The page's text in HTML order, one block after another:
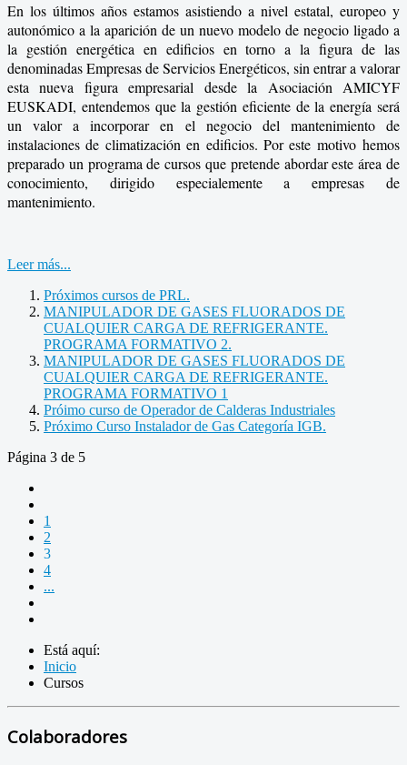
En los últimos años estamos asistiendo a nivel estatal, europeo y
autonómico a la aparición de un nuevo modelo de negocio ligado a
la gestión energética en edificios en torno a la figura de las
denominadas Empresas de Servicios Energéticos, sin entrar a valorar
esta nueva figura empresarial desde la Asociación AMICYF
EUSKADI, entendemos que la gestión eficiente de la energía será
un valor a incorporar en el negocio del mantenimiento de
instalaciones de climatización en edificios. Por este motivo hemos
preparado un programa de cursos que pretende abordar este área de
conocimiento, dirigido especialemente a empresas de
mantenimiento.
Leer más...
Próximos cursos de PRL.
MANIPULADOR DE GASES FLUORADOS DE
CUALQUIER CARGA DE REFRIGERANTE.
PROGRAMA FORMATIVO 2.
MANIPULADOR DE GASES FLUORADOS DE
CUALQUIER CARGA DE REFRIGERANTE.
PROGRAMA FORMATIVO 1
Próimo curso de Operador de Calderas Industriales
Próximo Curso Instalador de Gas Categoría IGB.
Página 3 de 5
1
2
3
4
...
Está aquí:
Inicio
Cursos
Colaboradores